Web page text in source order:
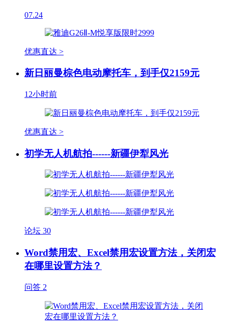
07.24
优惠直达 >
新日丽曼棕色电动摩托车，到手仅2159元
12小时前
优惠直达 >
初学无人机航拍------新疆伊犁风光
论坛 30
Word禁用宏、Excel禁用宏设置方法，关闭宏
在哪里设置方法？
问答 2